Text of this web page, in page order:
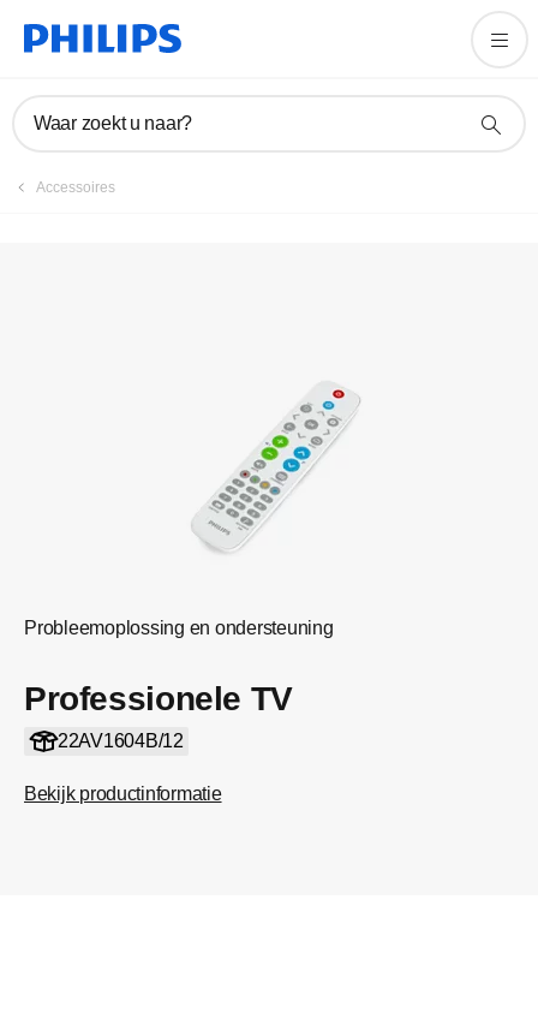
Waar zoekt u naar?
Accessoires
Probleemoplossing en ondersteuning
Professionele TV
22AV1604B/12
Bekijk productinformatie
Product registreren